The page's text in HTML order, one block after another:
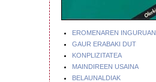
EROMENAREN INGURUAN
GAUR ERABAKI DUT
KONPLIZITATEA
MAINDIREEN USAINA
BELAUNALDIAK